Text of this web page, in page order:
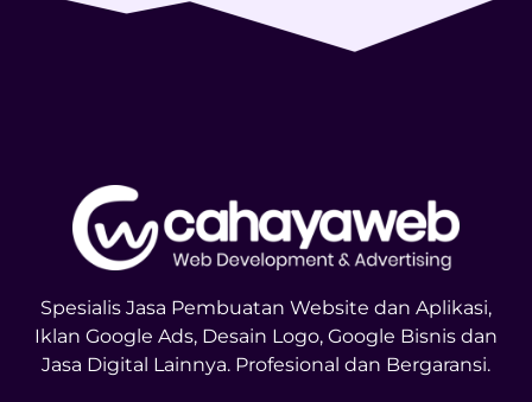
Spesialis Jasa Pembuatan Website dan Aplikasi,
Iklan Google Ads, Desain Logo, Google Bisnis dan
Jasa Digital Lainnya. Profesional dan Bergaransi.